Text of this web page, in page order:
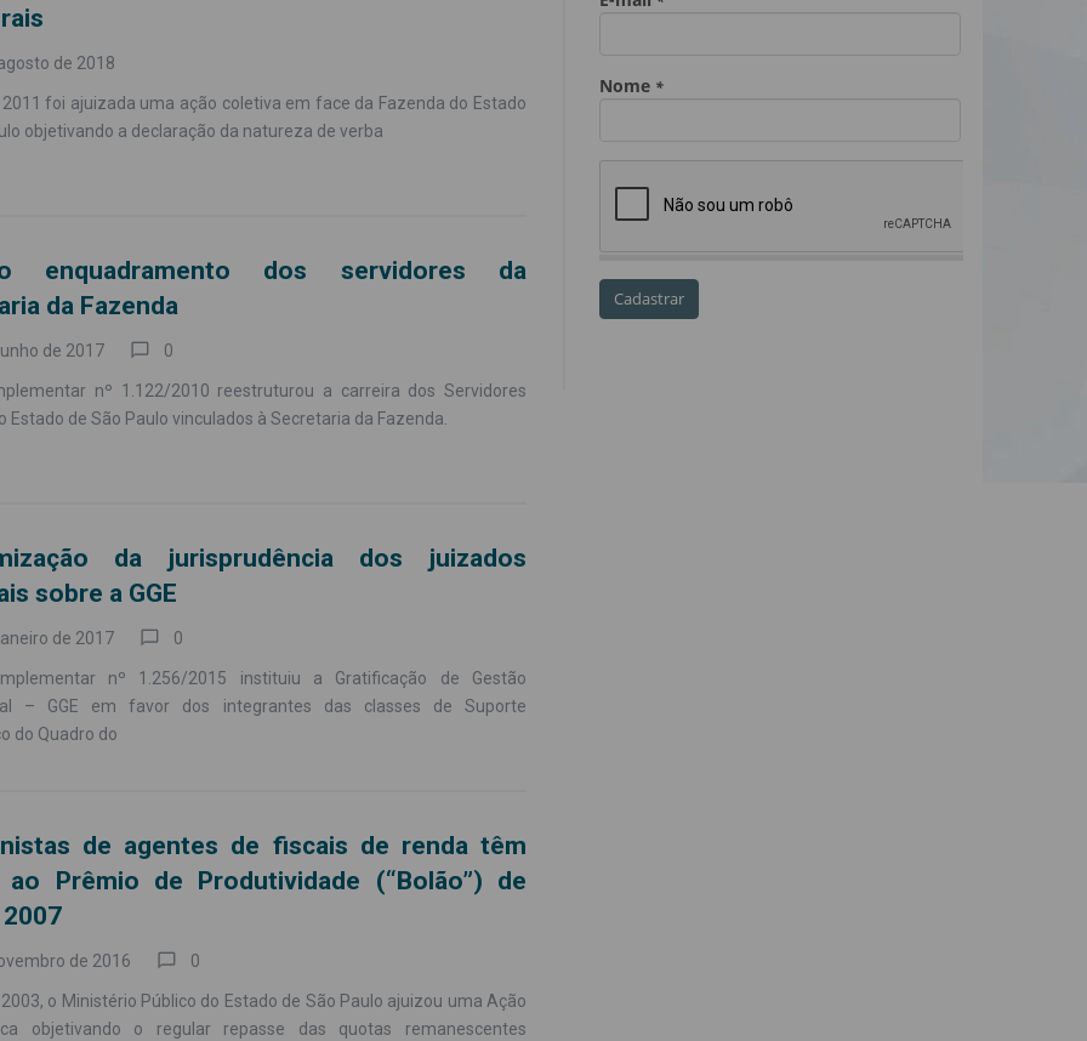
de 2018
2011 foi ajuizada uma ação coletiva em face da Fazenda do Estado
objetivando a declaração da natureza de verba
enquadramento dos servidores da
da Fazenda
de 2017 chat_bubble_outline 0
nº 1.122/2010 reestruturou a carreira dos Servidores
Estado de São Paulo vinculados à Secretaria da Fazenda.
da jurisprudência dos juizados
sobre a GGE
de 2017 chat_bubble_outline 0
nº 1.256/2015 instituiu a Gratificação de Gestão
– GGE em favor dos integrantes das classes de Suporte
do Quadro do
de agentes de fiscais de renda têm
Prêmio de Produtividade (“Bolão”) de
de 2016 chat_bubble_outline 0
2003, o Ministério Público do Estado de São Paulo ajuizou uma Ação
objetivando o regular repasse das quotas remanescentes
Dia dos Professores
golpe do precatório
golpes a credores